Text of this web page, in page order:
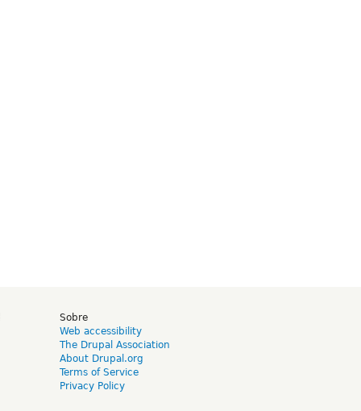
Sobre
Web accessibility
The Drupal Association
About Drupal.org
Terms of Service
Privacy Policy